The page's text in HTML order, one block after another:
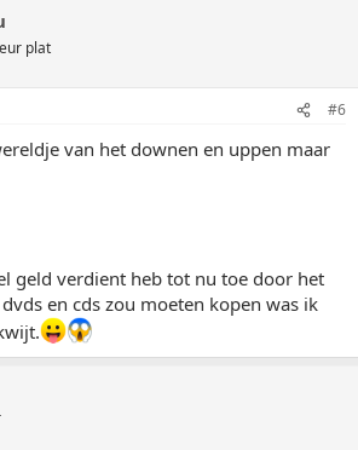
plat
#6
van het downen en uppen maar
geld verdient heb tot nu toe door het
en cds zou moeten kopen was ik